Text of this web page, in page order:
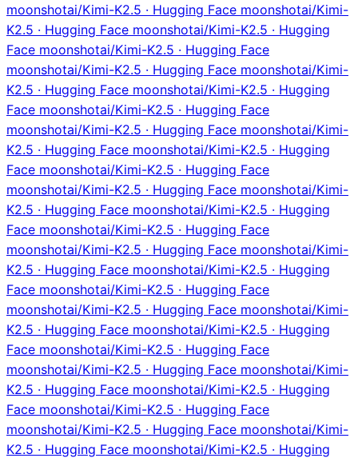
moonshotai/Kimi-K2.5 · Hugging Face moonshotai/Kimi-
K2.5 · Hugging Face moonshotai/Kimi-K2.5 · Hugging
Face moonshotai/Kimi-K2.5 · Hugging Face
moonshotai/Kimi-K2.5 · Hugging Face moonshotai/Kimi-
K2.5 · Hugging Face moonshotai/Kimi-K2.5 · Hugging
Face moonshotai/Kimi-K2.5 · Hugging Face
moonshotai/Kimi-K2.5 · Hugging Face moonshotai/Kimi-
K2.5 · Hugging Face moonshotai/Kimi-K2.5 · Hugging
Face moonshotai/Kimi-K2.5 · Hugging Face
moonshotai/Kimi-K2.5 · Hugging Face moonshotai/Kimi-
K2.5 · Hugging Face moonshotai/Kimi-K2.5 · Hugging
Face moonshotai/Kimi-K2.5 · Hugging Face
moonshotai/Kimi-K2.5 · Hugging Face moonshotai/Kimi-
K2.5 · Hugging Face moonshotai/Kimi-K2.5 · Hugging
Face moonshotai/Kimi-K2.5 · Hugging Face
moonshotai/Kimi-K2.5 · Hugging Face moonshotai/Kimi-
K2.5 · Hugging Face moonshotai/Kimi-K2.5 · Hugging
Face moonshotai/Kimi-K2.5 · Hugging Face
moonshotai/Kimi-K2.5 · Hugging Face moonshotai/Kimi-
K2.5 · Hugging Face moonshotai/Kimi-K2.5 · Hugging
Face moonshotai/Kimi-K2.5 · Hugging Face
moonshotai/Kimi-K2.5 · Hugging Face moonshotai/Kimi-
K2.5 · Hugging Face moonshotai/Kimi-K2.5 · Hugging